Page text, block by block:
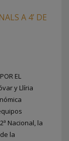
A 4’ DE
EL
y Llíria
Nacional, la
la